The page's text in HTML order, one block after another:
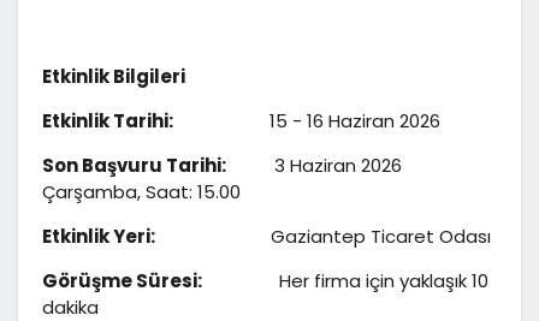
Etkinlik Bilgileri
Etkinlik Tarihi: 15 - 16 Haziran 2026
Son Başvuru Tarihi: 3 Haziran 2026
Çarşamba, Saat: 15.00
Etkinlik Yeri: Gaziantep Ticaret Odası
Görüşme Süresi: Her firma için yaklaşık 10
dakika